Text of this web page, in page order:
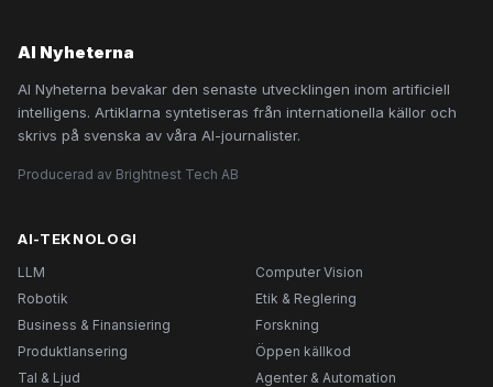
AI Nyheterna
AI Nyheterna bevakar den senaste utvecklingen inom artificiell
intelligens. Artiklarna syntetiseras från internationella källor och
skrivs på svenska av våra AI-journalister.
Producerad av Brightnest Tech AB
AI-TEKNOLOGI
LLM
Computer Vision
Robotik
Etik & Reglering
Business & Finansiering
Forskning
Produktlansering
Öppen källkod
Tal & Ljud
Agenter & Automation